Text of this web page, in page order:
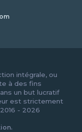
intégrale, ou
à des fins
un but lucratif
est strictement
- 2026